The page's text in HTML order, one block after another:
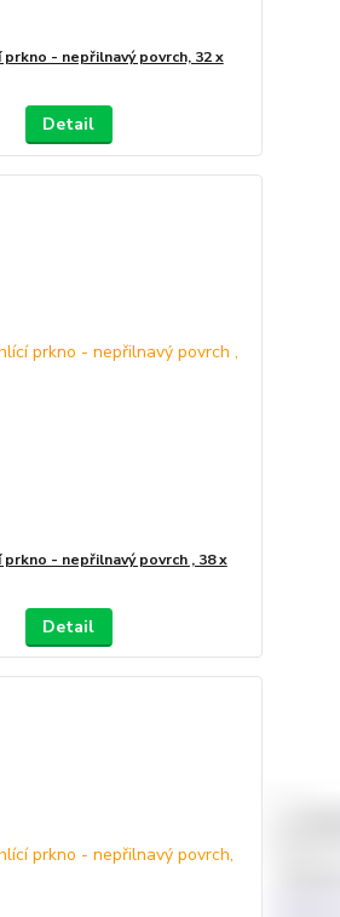
prkno - nepřilnavý povrch, 32 x
Detail
- nepřilnavý povrch , 38 x
Detail